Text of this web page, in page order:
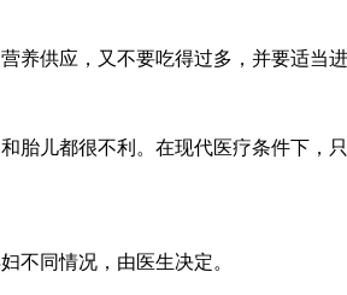
供应，又不要吃得过多，并要适当
儿都很不利。在现代医疗条件下，
不同情况，由医生决定。